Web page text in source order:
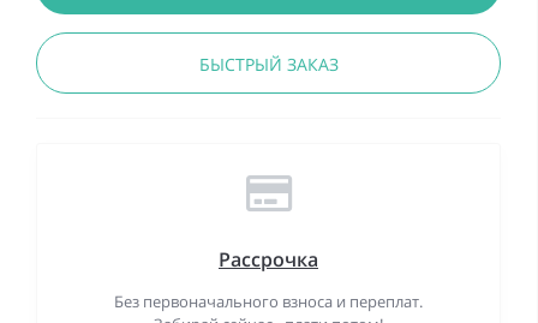
БЫСТРЫЙ ЗАКАЗ
Рассрочка
Без первоначального взноса и переплат.